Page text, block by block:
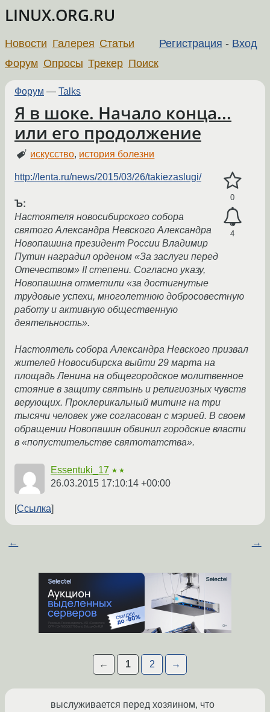
LINUX.ORG.RU
Регистрация - Вход
Новости Галерея Статьи
Форум Опросы Трекер Поиск
Форум — Talks
Я в шоке. Начало конца...
или его продолжение
искусство, история болезни
0
4
http://lenta.ru/news/2015/03/26/takiezaslugi/
Ъ:
Настоятеля новосибирского собора
святого Александра Невского Александра
Новопашина президент России Владимир
Путин наградил орденом «За заслуги перед
Отечеством» II степени. Согласно указу,
Новопашина отметили «за достигнутые
трудовые успехи, многолетнюю добросовестную
работу и активную общественную
деятельность».
Настоятель собора Александра Невского призвал
жителей Новосибирска выйти 29 марта на
площадь Ленина на общегородское молитвенное
стояние в защиту святынь и религиозных чувств
верующих. Проклерикальный митинг на три
тысячи человек уже согласован с мэрией. В своем
обращении Новопашин обвинил городские власти
в «попустительстве святотатства».
Essentuki_17 ★★
26.03.2015 17:10:14 +00:00
Ссылка
← →
← 1 2 →
выслуживается перед хозяином, что